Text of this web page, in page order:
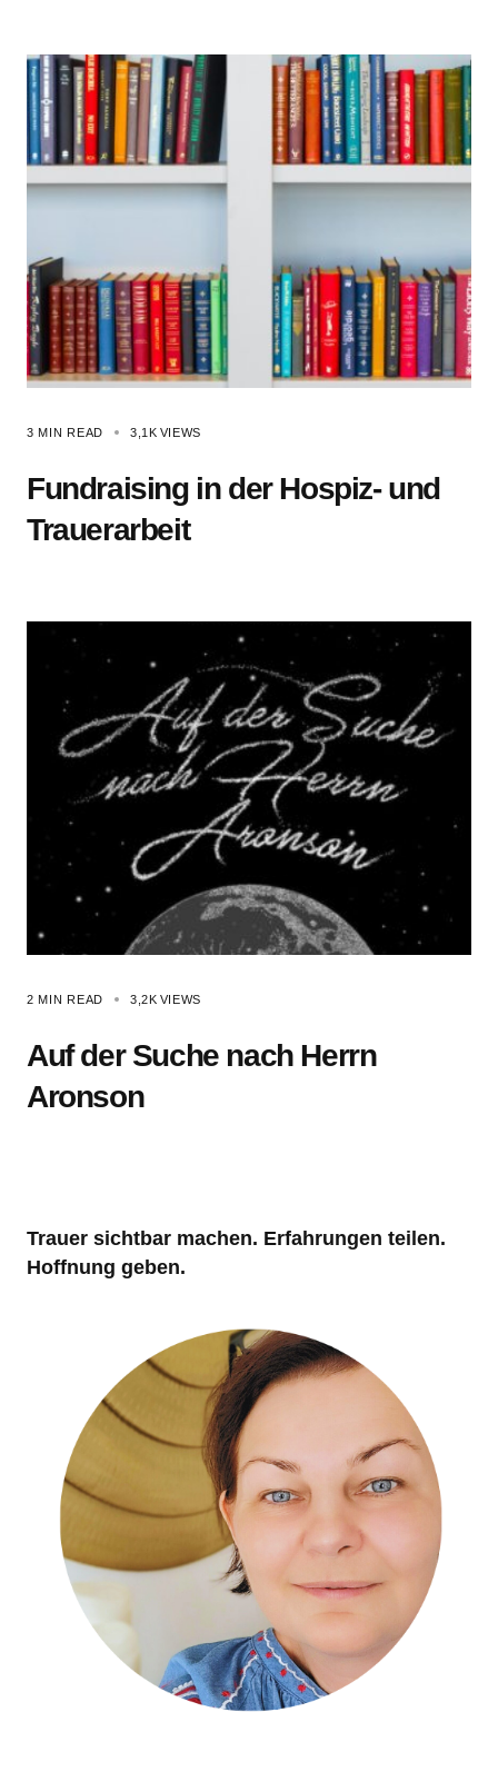
3 MIN READ 3,1K VIEWS
Fundraising in der Hospiz- und
Trauerarbeit
2 MIN READ 3,2K VIEWS
Auf der Suche nach Herrn
Aronson
Trauer sichtbar machen. Erfahrungen teilen.
Hoffnung geben.